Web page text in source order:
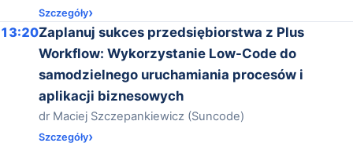
Szczegóły
13:20Zaplanuj sukces przedsiębiorstwa z Plus
Workflow: Wykorzystanie Low-Code do
samodzielnego uruchamiania procesów i
aplikacji biznesowych
dr Maciej Szczepankiewicz (Suncode)
Szczegóły